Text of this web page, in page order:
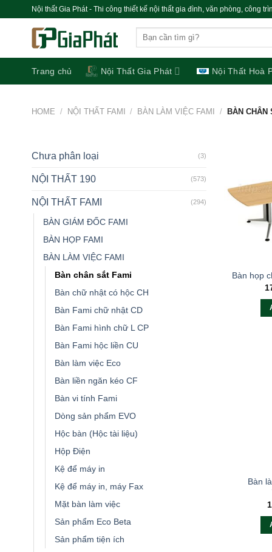
ChuyểnNội thất Gia Phát - Thi công thiết kế nội thất gia đình, văn phòng, công
Search
Trang chủ Nội Thất Gia Phát Nội Thất Hoà
HOME / NỘI THẤT FAMI / BÀN LÀM VIỆC FAMI / BÀN CHÂN
Chưa phân loại (3)
NỘI THẤT 190 (573)
NỘI THẤT FAMI (294)
BÀN GIÁM ĐỐC FAMI
BÀN HỌP FAMI
BÀN LÀM VIỆC FAMI
Bàn chân sắt Fami
Bàn chữ nhật có hộc CH
Bàn Fami chữ nhật CD
Bàn Fami hình chữ L CP
Bàn Fami hộc liền CU
Bàn làm việc Eco
Bàn liền ngăn kéo CF
Bàn vi tính Fami
Dòng sản phẩm EVO
Hộc bàn (Hộc tài liệu)
Hộp Điện
Kệ để máy in
Kệ để máy in, máy Fax
Mặt bàn làm việc
Sản phẩm Eco Beta
Sản phẩm tiện ích
Bàn họp
Bàn